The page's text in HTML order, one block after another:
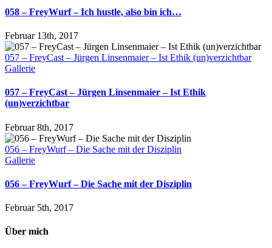
058 – FreyWurf – Ich hustle, also bin ich…
Februar 13th, 2017
057 – FreyCast – Jürgen Linsenmaier – Ist Ethik (un)verzichtbar
Gallerie
057 – FreyCast – Jürgen Linsenmaier – Ist Ethik
(un)verzichtbar
Februar 8th, 2017
056 – FreyWurf – Die Sache mit der Disziplin
Gallerie
056 – FreyWurf – Die Sache mit der Disziplin
Februar 5th, 2017
Über mich